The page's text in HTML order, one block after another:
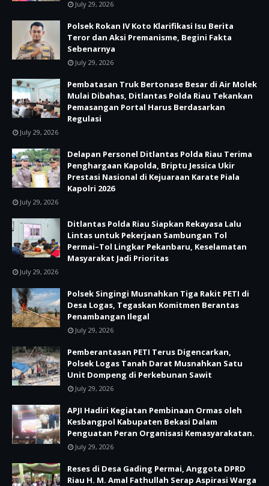
July 29, 2026
Polsek Rokan IV Koto Klarifikasi Isu Berita
Teror dan Aksi Premanisme, Begini Fakta
Sebenarnya
July 29, 2026
Pembatasan Truk Bertonase Besar di Air Molek
Mulai Dibahas, Ditlantas Polda Riau Tekankan
Pemasangan Portal Harus Berdasarkan
Regulasi
July 29, 2026
Delapan Personel Ditlantas Polda Riau Terima
Penghargaan Kapolda, Briptu Jessica Ukir
Prestasi Nasional di Kejuaraan Karate Piala
Kapolri 2026
July 29, 2026
Ditlantas Polda Riau Siapkan Rekayasa Lalu
Lintas untuk Pekerjaan Sambungan Tol
Permai–Tol Lingkar Pekanbaru, Keselamatan
Masyarakat Jadi Prioritas
July 29, 2026
Polsek Singingi Musnahkan Tiga Rakit PETI di
Desa Logas, Tegaskan Komitmen Berantas
Penambangan Ilegal
July 29, 2026
Pemberantasan PETI Terus Digencarkan,
Polsek Logas Tanah Darat Musnahkan Satu
Unit Dompeng di Perkebunan Sawit
July 29, 2026
APJI Hadiri Kegiatan Pembinaan Ormas oleh
Kesbangpol Kabupaten Bekasi Dalam
Penguatan Peran Organisasi Kemasyarakatan.
July 29, 2026
Reses di Desa Gading Permai, Anggota DPRD
Riau H. M. Amal Fathullah Serap Aspirasi Warga